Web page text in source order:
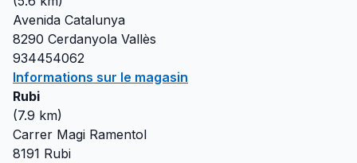
Avenida Catalunya
8290 Cerdanyola Vallès
934454062
Informations sur le magasin
Rubi
(7.9 km)
Carrer Magi Ramentol
8191 Rubi